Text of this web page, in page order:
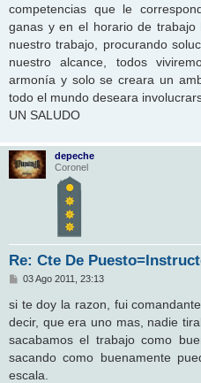
competencias que le
ganas y en el horario de
nuestro trabajo, procurando
nuestro alcance, todos
armonía y solo se creara un
todo el mundo deseara
UN SALUDO
depeche
Coronel
Re: Cte De
M
n
s
a
e
03 Ago 2011, 23:13
si te doy la razon, fui
decir, que era uno mas, nadie
sacabamos el trabajo como
sacando como buenamente
escala.